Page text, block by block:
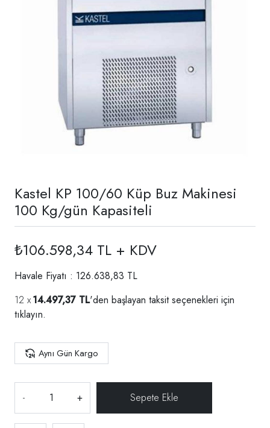
Kastel KP 100/60 Küp Buz Makinesi
100 Kg/gün Kapasiteli
₺106.598,34 TL + KDV
Havale Fiyatı : 126.638,83 TL
14.497,37 TL'den başlayan taksit seçenekleri için
tıklayın.
Aynı Gün Kargo
- +